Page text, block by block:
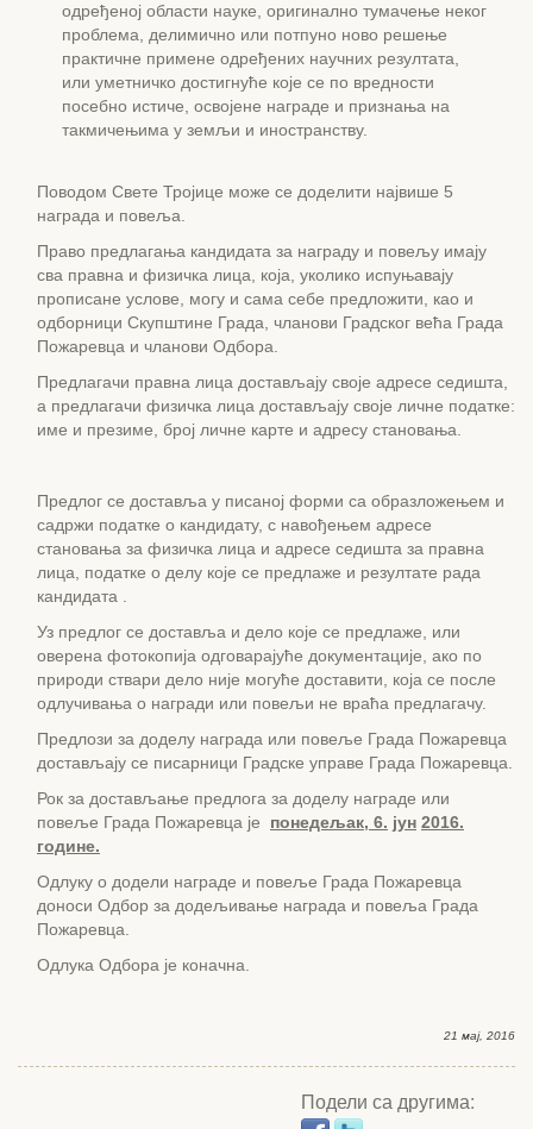
одређеној области науке, оригинално тумачење неког
проблема, делимично или потпуно ново решење
практичне примене одређених научних резултата,
или уметничко достигнуће које се по вредности
посебно истиче, освојене награде и признања на
такмичењима у земљи и иностранству.
Поводом Свете Тројице може се доделити највише 5
награда и повеља.
Право предлагања кандидата за награду и повељу имају
сва правна и физичка лица, која, уколико испуњавају
прописане услове, могу и сама себе предложити, као и
одборници Скупштине Града, чланови Градског већа Града
Пожаревца и чланови Одбора.
Предлагачи правна лица достављају своје адресе седишта,
а предлагачи физичка лица достављају своје личне податке:
име и презиме, број личне карте и адресу становања.
Предлог се доставља у писаној форми са образложењем и
садржи податке о кандидату, с навођењем адресе
становања за физичка лица и адресе седишта за правна
лица, податке о делу које се предлаже и резултате рада
кандидата .
Уз предлог се доставља и дело које се предлаже, или
оверена фотокопија одговарајуће документације, ако по
природи ствари дело није могуће доставити, која се после
одлучивања о награди или повељи не враћа предлагачу.
Предлози за доделу награда или повеље Града Пожаревца
достављају се писарници Градске управе Града Пожаревца.
Рок за достављање предлога за доделу награде или
повеље Града Пожаревца је понедељак, 6. јун 2016.
године.
Одлуку о додели награде и повеље Града Пожаревца
доноси Одбор за додељивање награда и повеља Града
Пожаревца.
Одлука Одбора је коначна.
21 мај, 2016
Подели са другима: